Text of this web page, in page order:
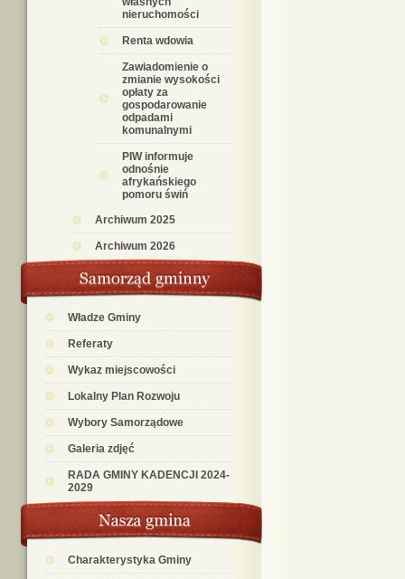
nieruchomości
Renta wdowia
Zawiadomienie o
zmianie wysokości
opłaty za
gospodarowanie
odpadami
komunalnymi
PIW informuje
odnośnie
afrykańskiego
pomoru świń
Archiwum 2025
Archiwum 2026
Władze Gminy
Referaty
Wykaz miejscowości
Lokalny Plan Rozwoju
Wybory Samorządowe
Galeria zdjęć
RADA GMINY KADENCJI 2024-
2029
Charakterystyka Gminy